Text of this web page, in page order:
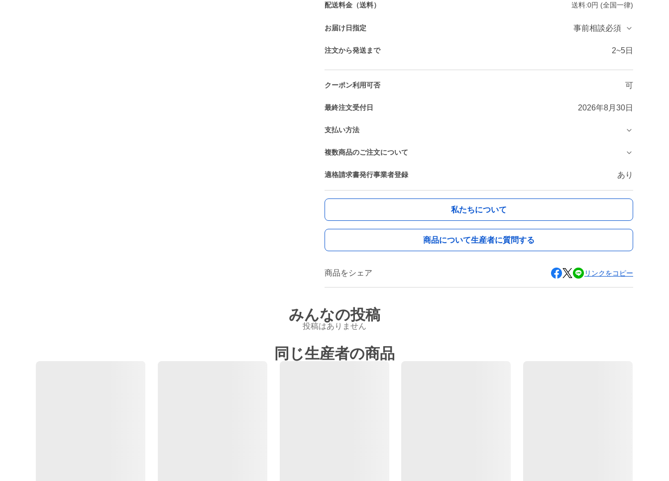
配送料金（送料） 送料:0円 (全国一律)
お届け日指定 事前相談必須
注文から発送まで 2~5日
クーポン利用可否 可
最終注文受付日 2026年8月30日
支払い方法
複数商品のご注文について
適格請求書発行事業者登録 あり
私たちについて
商品について生産者に質問する
商品をシェア リンクをコピー
みんなの投稿
投稿はありません
同じ生産者の商品